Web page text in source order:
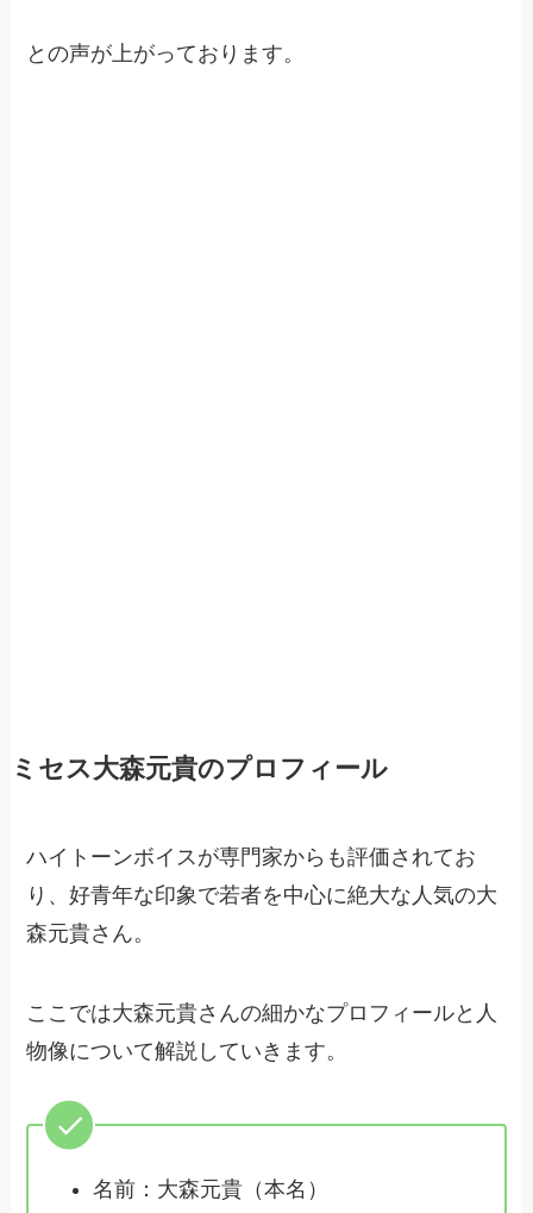
との声が上がっております。
ミセス大森元貴のプロフィール
ハイトーンボイスが専門家からも評価されてお
り、好青年な印象で若者を中心に絶大な人気の大
森元貴さん。
ここでは大森元貴さんの細かなプロフィールと人
物像について解説していきます。
名前：大森元貴（本名）